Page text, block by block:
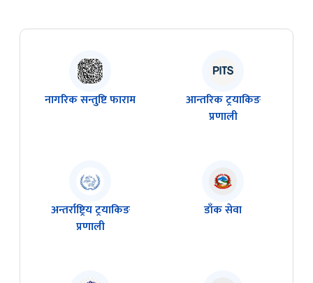
नागरिक सन्तुष्टि फाराम
आन्तरिक ट्रयाकिङ
प्रणाली
अन्तर्राष्ट्रिय ट्रयाकिङ
प्रणाली
डाँक सेवा